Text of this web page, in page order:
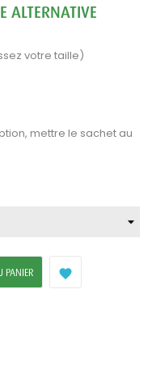
ALTERNATIVE
votre taille)
mettre le sachet au
PANIER 